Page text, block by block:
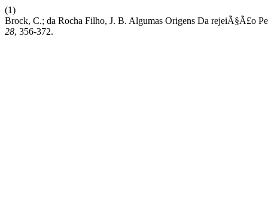
(1)
Brock, C.; da Rocha Filho, J. B. Algumas Origens Da rejeiÃ§Ã£o
28, 356-372.